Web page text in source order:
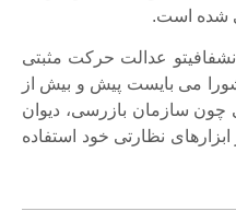
شده است.
عدالت حرکت مثبتی
می بایست پیش و بیش از
چون سازمان بازرسی، دیوان
نظارتی خود استفاده